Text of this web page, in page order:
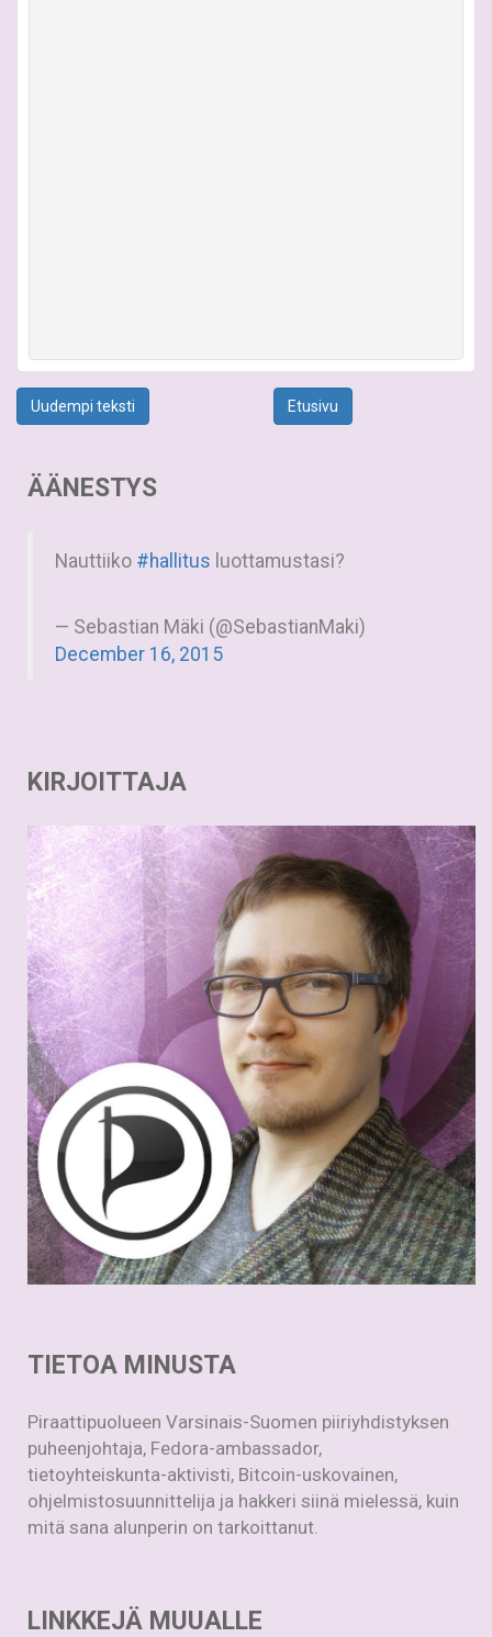
Uudempi teksti Etusivu
ÄÄNESTYS
Nauttiiko #hallitus luottamustasi?
— Sebastian Mäki (@SebastianMaki)
December 16, 2015
KIRJOITTAJA
TIETOA MINUSTA
Piraattipuolueen Varsinais-Suomen piiriyhdistyksen
puheenjohtaja, Fedora-ambassador,
tietoyhteiskunta-aktivisti, Bitcoin-uskovainen,
ohjelmistosuunnittelija ja hakkeri siinä mielessä, kuin
mitä sana alunperin on tarkoittanut.
LINKKEJÄ MUUALLE